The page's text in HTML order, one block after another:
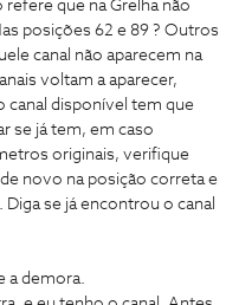
que na Grelha não
posições 62 e 89 ? Outros
canal não aparecem na
voltam a aparecer,
disponível tem que
se já tem, em caso
originais, verifique
novo na posição correta e
se já encontrou o canal
a demora.